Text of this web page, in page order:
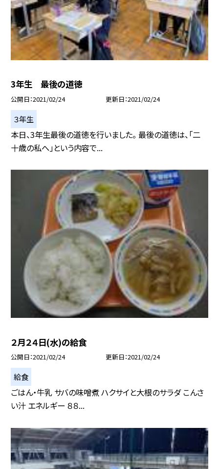
3年生 最後の道徳
公開日 2021/02/24 更新日 2021/02/24
３年生
本日、3年生最後の道徳を行いました。 最後の道徳は、「二
十歳の私へ」という内容で...
２月２４日(水)の給食
公開日 2021/02/24 更新日 2021/02/24
給食
ごはん・牛乳 サバの味噌煮 ハクサイと大根のサラダ こんさ
い汁 エネルギー ８８...